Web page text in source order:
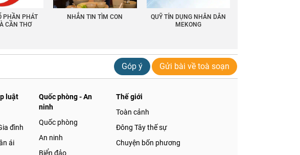
PHẦN PHÁT
CẦN THƠ
NHẮN TIN TÌM CON
QUỸ TÍN DỤNG NHÂN DÂN
MEKONG
Góp ý Gửi bài về toà soạn
luật
đình
ái
Quốc phòng - An
ninh
Quốc phòng
An ninh
Biển đảo
Thế giới
Toàn cảnh
Đông Tây thế sự
Chuyện bốn phương